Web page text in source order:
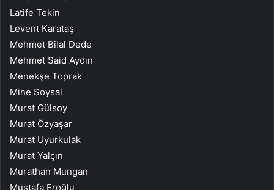
Latife Tekin
Levent Karataş
Mehmet Bilal Dede
Mehmet Said Aydın
Menekşe Toprak
Mine Soysal
Murat Gülsoy
Murat Özyaşar
Murat Uyurkulak
Murat Yalçın
Murathan Mungan
Mustafa Eroğlu